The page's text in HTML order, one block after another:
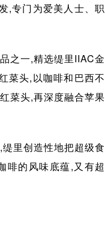
,专门为爱美人士、职
之一,精选缇里IIAC金
菜头,以咖啡和巴西不
菜头,再深度融合苹果
里创造性地把超级食
啡的风味底蕴,又有超